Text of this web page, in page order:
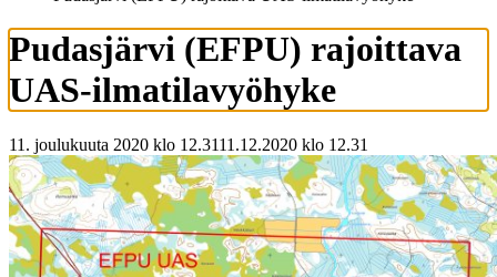
Pudasjärvi (EFPU) rajoittava
UAS-ilmatilavyöhyke
11. joulukuuta 2020 klo 12.3111.12.2020 klo 12.31